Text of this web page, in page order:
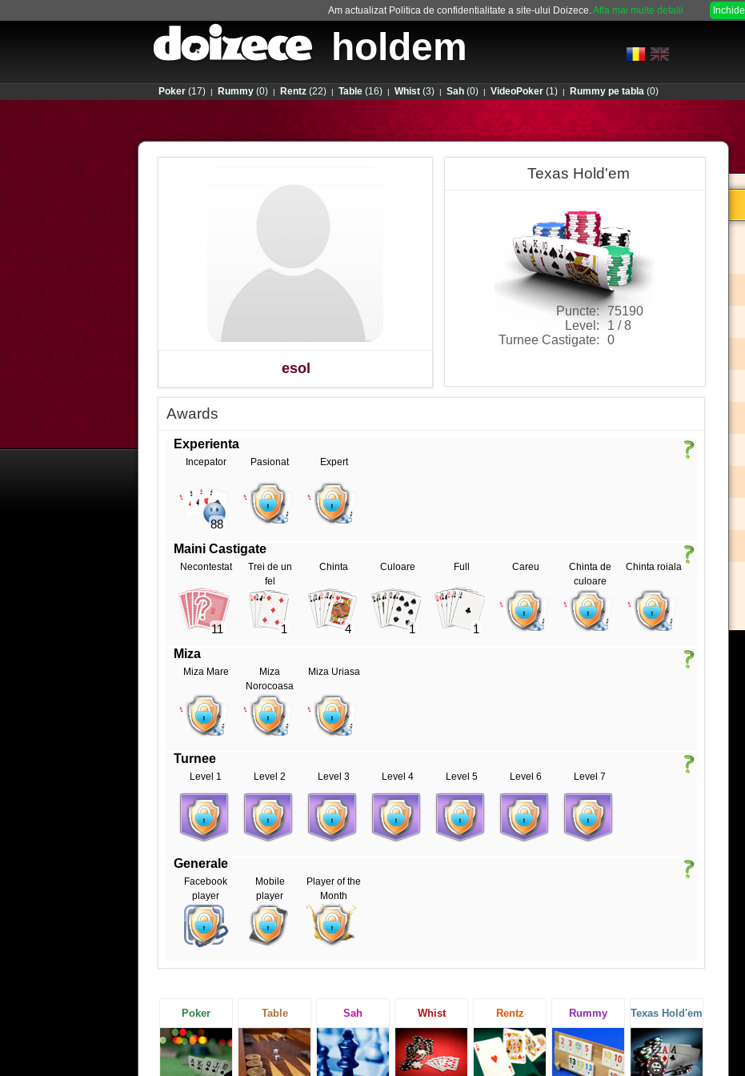
Am actualizat Politica de confidentialitate a site-ului Doizece.Afla mai multe detalii Inchide
holdem
Poker (17) | Rummy (0) | Rentz (22) | Table (16) | Whist (3) | Sah (0) | VideoPoker (1) | Rummy pe tabla (0)
esol
Texas Hold'em
Puncte: 75190
Level:
1 / 8
Turnee Castigate:
0
Awards
Experienta
Incepator
88
Pasionat Expert
Maini Castigate
Necontestat
11
Trei de un
fel
1
Chinta
4
Culoare
1
Full
1
Careu
Chinta de
culoare
Chinta roiala
Miza
Miza Mare
Miza
Norocoasa
Miza Uriasa
Turnee
Level 1 Level 2 Level 3 Level 4 Level 5 Level 6 Level 7
Generale
Facebook
player
Mobile
player
Player of the
Month
Poker Table Sah Whist Rentz Rummy Texas Hold'em